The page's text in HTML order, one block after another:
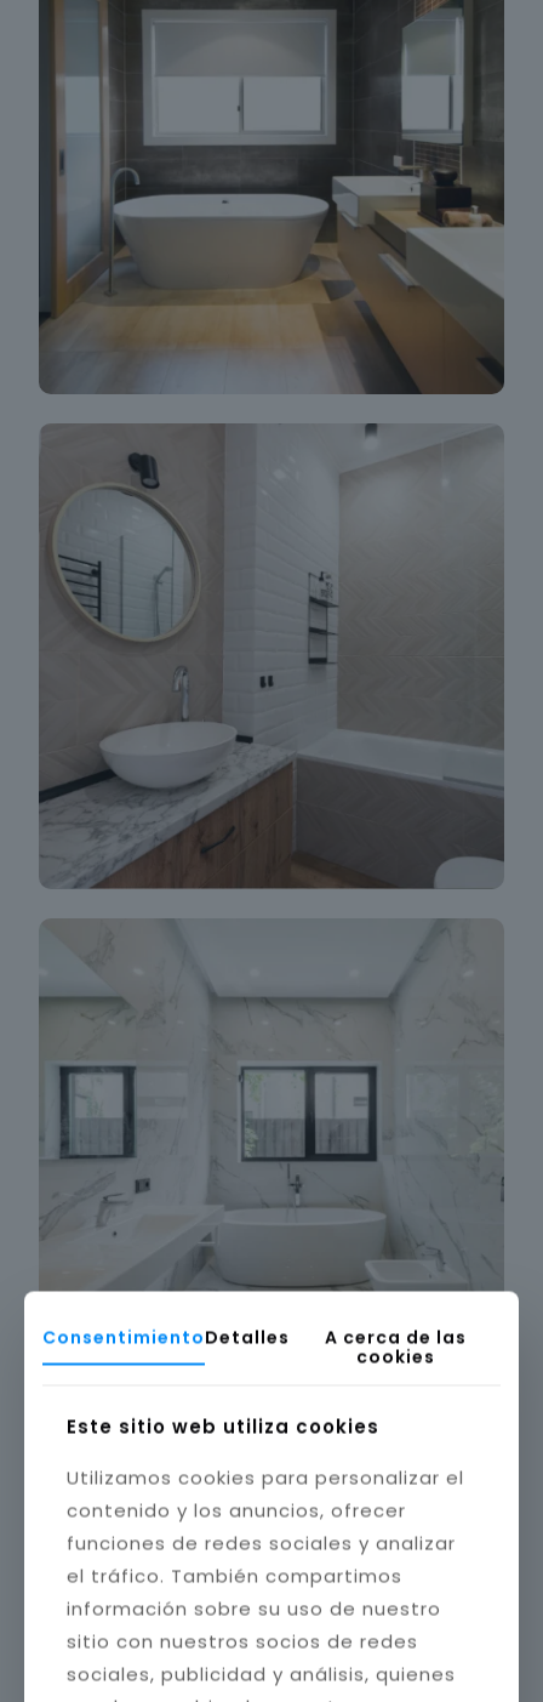
ConsentimientoDetalles
A cerca de las
cookies
Este sitio web utiliza cookies
Utilizamos cookies para personalizar el
contenido y los anuncios, ofrecer
funciones de redes sociales y analizar
el tráfico. También compartimos
información sobre su uso de nuestro
sitio con nuestros socios de redes
sociales, publicidad y análisis, quienes